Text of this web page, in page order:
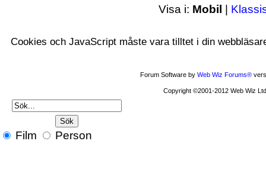
Visa i: Mobil |
Cookies och JavaScript måste vara tilltet i din
Forum Software by Web Wiz Forums®
Copyright ©2001-2012 Web Wiz
Film Person